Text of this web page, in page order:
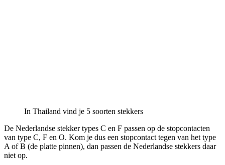
In Thailand vind je 5 soorten stekkers
De Nederlandse stekker types C en F passen op de stopcontacten
van type C, F en O. Kom je dus een stopcontact tegen van het type
A of B (de platte pinnen), dan passen de Nederlandse stekkers daar
niet op.